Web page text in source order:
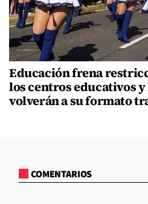
Educación frena
los centros educativos
volverán a su formato
COMENTARIOS